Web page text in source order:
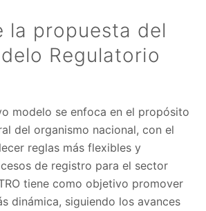
la propuesta del
Regulatorio
modelo se enfoca en el propósito
del organismo nacional, con el
reglas más flexibles y
de registro para el sector
tiene como objetivo promover
dinámica, siguiendo los avances